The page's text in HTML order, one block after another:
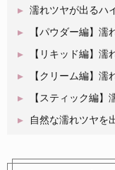
濡れツヤが出るハ
【パウダー編】濡
【リキッド編】濡
【クリーム編】濡
【スティック編
自然な濡れツヤを